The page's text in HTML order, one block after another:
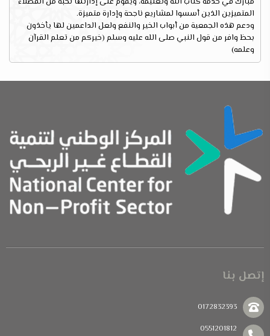
المتميزين الذين أسسوا لمشاريع ناجحة وإدارة متميزة.
ودعم هذه الجمعية من أبواب الخير والنفع ولعل الداعمين لها يأخذون
بحظ وافر من قول النبي صلى الله عليه وسلم (خيركم من تعلم القرآن
وعلمه)
إتصل بنا
0172832393
0551201812